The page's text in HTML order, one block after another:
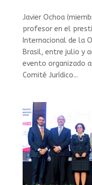
Javier Ochoa
profesor en el
Internacional de la
Brasil, entre julio y
evento organizado
Comité Jurídico...